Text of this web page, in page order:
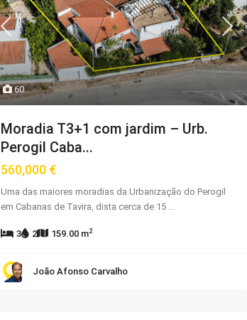
60
Moradia T3+1 com jardim – Urb.
Perogil Caba...
560,000 €
Uma das maiores moradias da Urbanização do Perogil
em Cabanas de Tavira, dista cerca de 15
3 2 159.00 m2
João Afonso Carvalho